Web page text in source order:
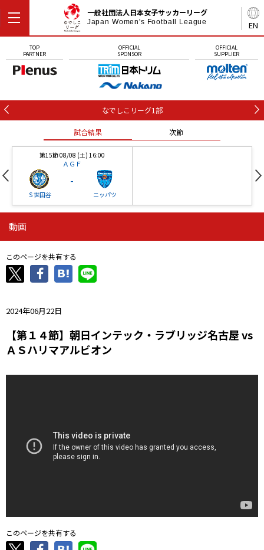
EN
一般社団法人日本女子サッカーリーグ
Japan Women's Football League
TOP
PARTNER
OFFICIAL
SPONSOR
OFFICIAL
SUPPLIER
なでしこリーグ1部
試合結果 次節
第15節 08/08 (土) 16:00
ＡＧＦ
Ｓ世田谷
-
ニッパツ
ニッパツ
ニッパツ
-
石人の星
動画
このページを共有する
2024年06月22日
【第１４節】朝日インテック・ラブリッジ名古屋 vs
ＡＳハリマアルビオン
このページを共有する